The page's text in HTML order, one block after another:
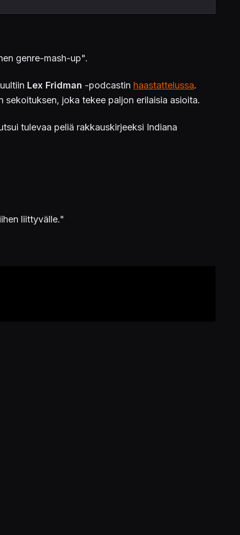
genre-mash-up".
Lex Fridman -podcastin haastattelussa.
joka tekee paljon erilaisia asioita.
tulevaa peliä rakkauskirjeeksi Indiana
liittyvälle."